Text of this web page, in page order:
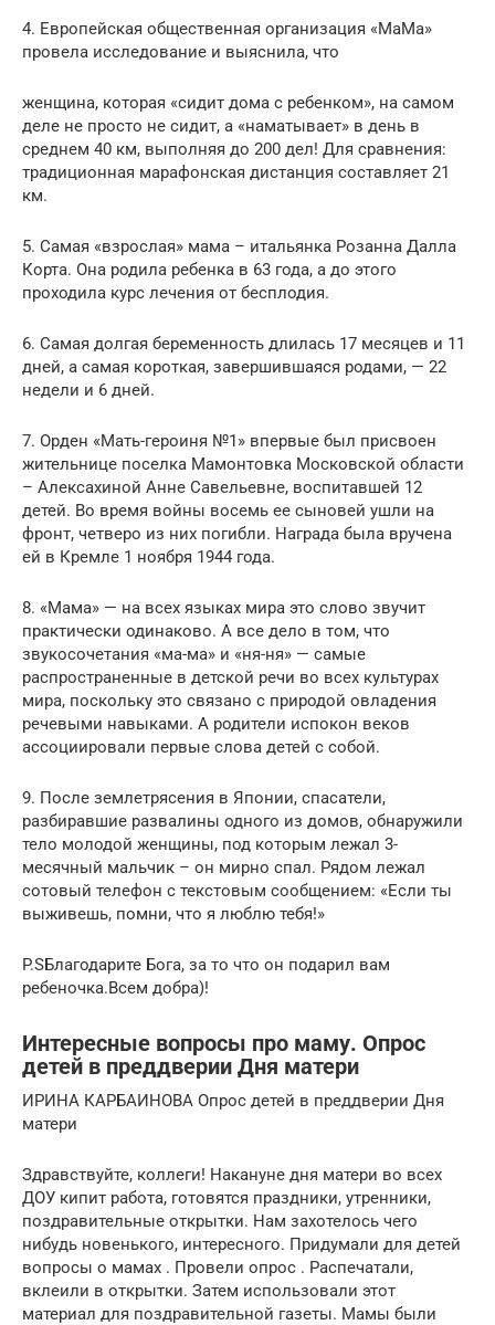
4. Европейская общественная организация «МаМа»
провела исследование и выяснила, что
женщина, которая «сидит дома с ребенком», на самом
деле не просто не сидит, а «наматывает» в день в
среднем 40 км, выполняя до 200 дел! Для сравнения:
традиционная марафонская дистанция составляет 21
км.
5. Самая «взрослая» мама – итальянка Розанна Далла
Корта. Она родила ребенка в 63 года, а до этого
проходила курс лечения от бесплодия.
6. Самая долгая беременность длилась 17 месяцев и 11
дней, а самая короткая, завершившаяся родами, — 22
недели и 6 дней.
7. Орден «Мать-героиня №1» впервые был присвоен
жительнице поселка Мамонтовка Московской области
– Алексахиной Анне Савельевне, воспитавшей 12
детей. Во время войны восемь ее сыновей ушли на
фронт, четверо из них погибли. Награда была вручена
ей в Кремле 1 ноября 1944 года.
8. «Мама» — на всех языках мира это слово звучит
практически одинаково. А все дело в том, что
звукосочетания «ма-ма» и «ня-ня» — самые
распространенные в детской речи во всех культурах
мира, поскольку это связано с природой овладения
речевыми навыками. А родители испокон веков
ассоциировали первые слова детей с собой.
9. После землетрясения в Японии, спасатели,
разбиравшие развалины одного из домов, обнаружили
тело молодой женщины, под которым лежал 3-
месячный мальчик – он мирно спал. Рядом лежал
сотовый телефон с текстовым сообщением: «Если ты
выживешь, помни, что я люблю тебя!»
P.SБлагодарите Бога, за то что он подарил вам
ребеночка.Всем добра)!
Интересные вопросы про маму. Опрос
детей в преддверии Дня матери
ИРИНА КАРБАИНОВА Опрос детей в преддверии Дня
матери
Здравствуйте, коллеги! Накануне дня матери во всех
ДОУ кипит работа, готовятся праздники, утренники,
поздравительные открытки. Нам захотелось чего
нибудь новенького, интересного. Придумали для детей
вопросы о мамах . Провели опрос . Распечатали,
вклеили в открытки. Затем использовали этот
материал для поздравительной газеты. Мамы были